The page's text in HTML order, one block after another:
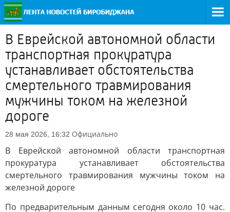
В Еврейской автономной области
транспортная прокуратура
устанавливает обстоятельства
смертельного травмирования
мужчины током на железной
дороге
28 мая 2026, 16:32 Официально
В Еврейской автономной области транспортная
прокуратура устанавливает обстоятельства
смертельного травмирования мужчины током на
железной дороге
По предварительным данным сегодня около 10 час.